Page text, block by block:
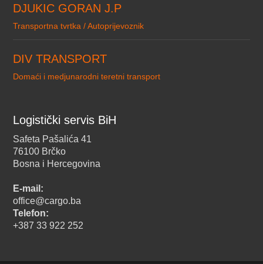
DJUKIC GORAN J.P
Transportna tvrtka / Autoprijevoznik
DIV TRANSPORT
Domaći i medjunarodni teretni transport
Logistički servis BiH
Safeta Pašalića 41
76100 Brčko
Bosna i Hercegovina
E-mail:
office@cargo.ba
Telefon:
+387 33 922 252